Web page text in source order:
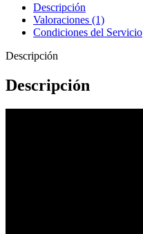
Descripción
Valoraciones (1)
Condiciones del Servicio
Descripción
Descripción